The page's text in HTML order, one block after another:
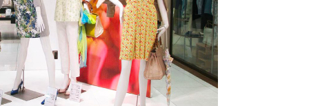
ノベルティ・商品開発